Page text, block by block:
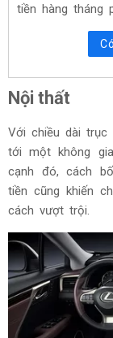
tiền hàng tháng
Nội thất
Với chiều dài trục
tới một không
cạnh đó, cách
tiền cũng khiến
cách vượt trội.